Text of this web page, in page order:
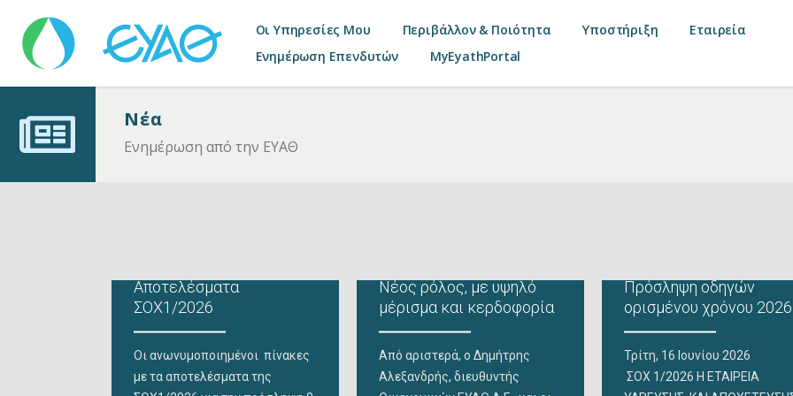
Οι Υπηρεσίες Μου Περιβάλλον & Ποιότητα Υποστήριξη
Εταιρεία
Ενημέρωση Επενδυτών
MyEyathPortal
Νέα
Ενημέρωση από την ΕΥΑΘ
Αποτελέσματα
ΣΟΧ1/2026
Οι ανωνυμοποιημένοι πίνακες
με τα αποτελέσματα της
Νέος ρόλος, με υψηλό
μέρισμα και κερδοφορία
Από αριστερά, ο Δημήτρης
Αλεξανδρής, διευθυντής
Πρόσληψη οδηγών
ορισμένου χρόνου 2026
Τρίτη, 16 Ιουνίου 2026
ΣΟΧ 1/2026 Η ΕΤΑΙΡΕΙΑ